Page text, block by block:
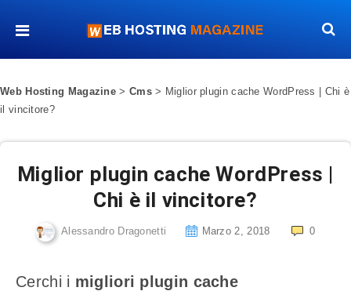
Web Hosting Magazine > Cms> Miglior plugin cache WordPress | Chi è
il vincitore?
Miglior plugin cache WordPress |
Chi è il vincitore?
Alessandro Dragonetti Marzo 2, 2018 0
Cerchi i migliori plugin cache